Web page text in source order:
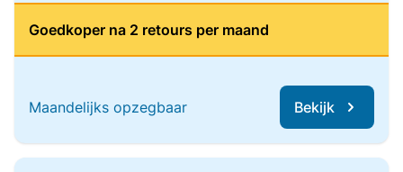
Goedkoper na 2 retours per maand
Maandelijks opzegbaar Bekijk